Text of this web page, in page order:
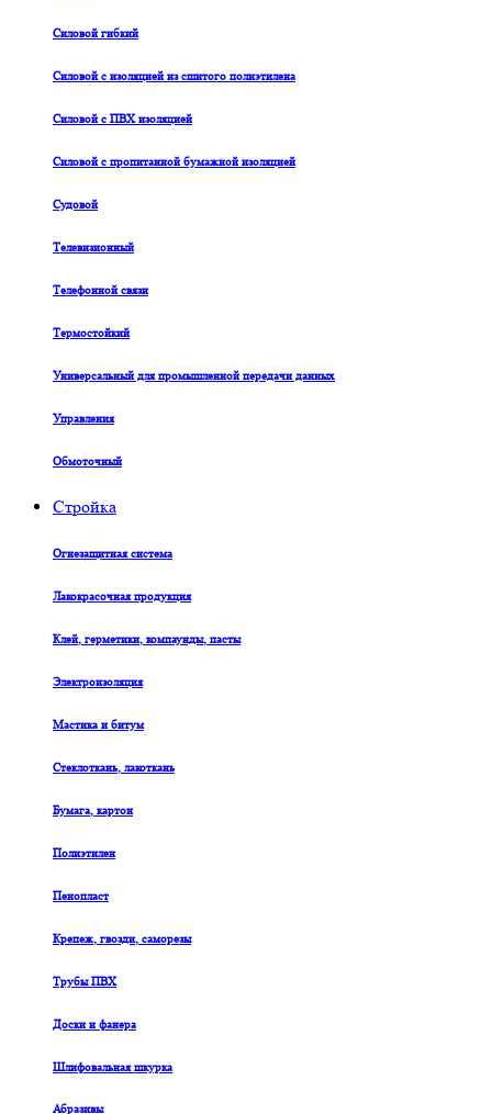
Силовой гибкий
Силовой с изоляцией из сшитого полиэтилена
Силовой с ПВХ изоляцией
Силовой с пропитанной бумажной изоляцией
Судовой
Телевизионный
Телефонной связи
Термостойкий
Универсальный для промышленной передачи данных
Управления
Обмоточный
Стройка
Огнезащитная система
Лакокрасочная продукция
Клей, герметики, компаунды, пасты
Электроизоляция
Мастика и битум
Стеклоткань, лакоткань
Бумага, картон
Полиэтилен
Пенопласт
Крепеж, гвозди, саморезы
Трубы ПВХ
Доски и фанера
Шлифовальная шкурка
Абразивы